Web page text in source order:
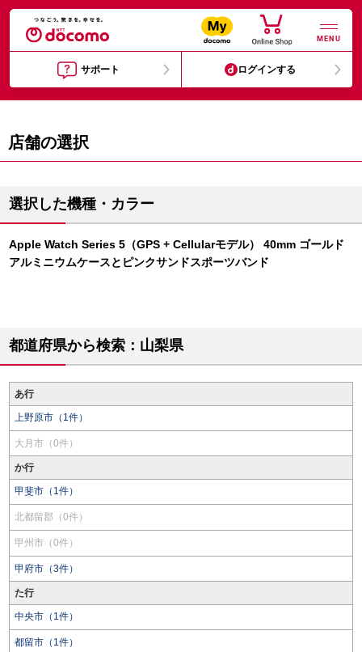
MENU
サポート ログインする
店舗の選択
選択した機種・カラー
Apple Watch Series 5（GPS + Cellularモデル） 40mm ゴールド
アルミニウムケースとピンクサンドスポーツバンド
都道府県から検索：山梨県
あ行
上野原市（1件）
大月市（0件）
か行
甲斐市（1件）
北都留郡（0件）
甲州市（0件）
甲府市（3件）
た行
中央市（1件）
都留市（1件）